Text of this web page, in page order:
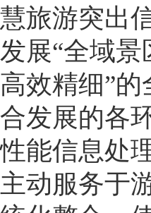
慧旅游突出
发展“全域
高效精细”
合发展的各
性能信息处
主动服务于